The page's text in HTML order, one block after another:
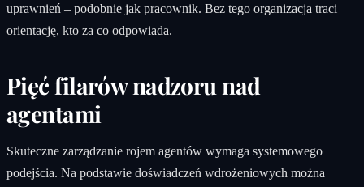
uprawnień – podobnie jak pracownik. Bez tego organizacja traci
orientację, kto za co odpowiada.
Pięć filarów nadzoru nad
agentami
Skuteczne zarządzanie rojem agentów wymaga systemowego
podejścia. Na podstawie doświadczeń wdrożeniowych można